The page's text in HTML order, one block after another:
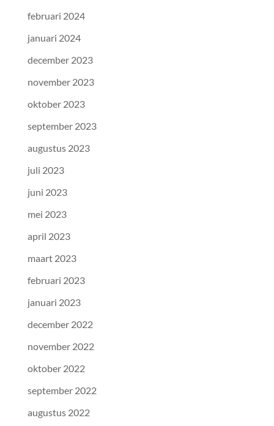
februari 2024
januari 2024
december 2023
november 2023
oktober 2023
september 2023
augustus 2023
juli 2023
juni 2023
mei 2023
april 2023
maart 2023
februari 2023
januari 2023
december 2022
november 2022
oktober 2022
september 2022
augustus 2022